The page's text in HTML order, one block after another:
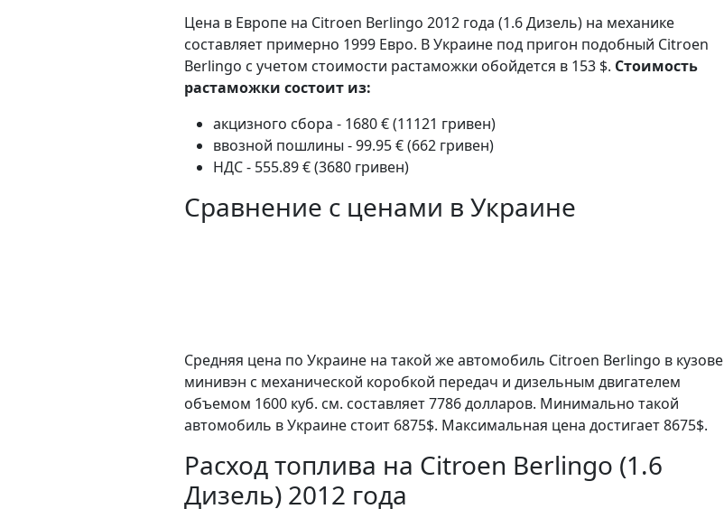
Цена в Европе на Citroen Berlingo 2012 года (1.6 Дизель) на механике
составляет примерно 1999 Евро. В Украине под пригон подобный Citroen
Berlingo с учетом стоимости растаможки обойдется в 153 $. Стоимость
растаможки состоит из:
акцизного сбора - 1680 € (11121 гривен)
ввозной пошлины - 99.95 € (662 гривен)
НДС - 555.89 € (3680 гривен)
Сравнение с ценами в Украине
Средняя цена по Украине на такой же автомобиль Citroen Berlingo в кузове
минивэн c механической коробкой передач и дизельным двигателем
объемом 1600 куб. см. составляет 7786 долларов. Минимально такой
автомобиль в Украине стоит 6875$. Максимальная цена достигает 8675$.
Расход топлива на Citroen Berlingo (1.6
Дизель) 2012 года